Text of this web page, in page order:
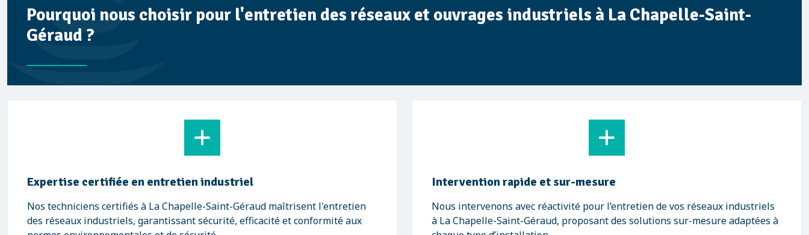
Pourquoi nous choisir pour l'entretien des réseaux et ouvrages industriels à La Chapelle-Saint-
Géraud ?
Expertise certifiée en entretien industriel
Nos techniciens certifiés à La Chapelle-Saint-Géraud maîtrisent l'entretien
des réseaux industriels, garantissant sécurité, efficacité et conformité aux
Intervention rapide et sur-mesure
Nous intervenons avec réactivité pour l’entretien de vos réseaux industriels
à La Chapelle-Saint-Géraud, proposant des solutions sur-mesure adaptées à